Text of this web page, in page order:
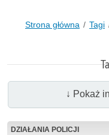
Strona główna Tagi
↓ Pokaż
DZIAŁANIA POLICJI